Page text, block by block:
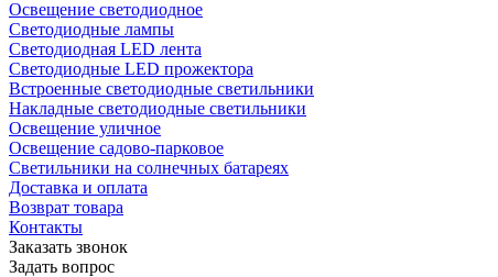
Освещение светодиодное
Светодиодные лампы
Светодиодная LED лента
Светодиодные LED прожектора
Встроенные светодиодные светильники
Накладные светодиодные светильники
Освещение уличное
Освещение садово-парковое
Светильники на солнечных батареях
Доставка и оплата
Возврат товара
Контакты
Заказать звонок
Задать вопрос